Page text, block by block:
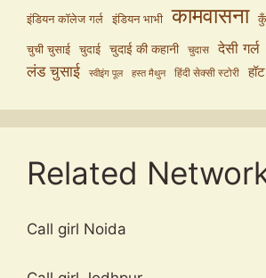
इंडियन कॉलेज गर्ल इंडियन भाभी कामवासना
चुची चुसाई चुदाई चुदाई की कहानी चुदास देसी गर्ल
लंड चुसाई स्वीइंग पूल हस्त मैथुन हिंदी सेक्सी स्टोरी
Related
Call girl Noida